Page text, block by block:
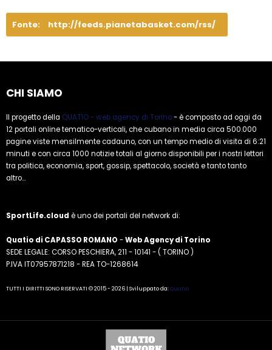
Fonte: http://feeds.pianetabasket.com/rss/
CHI SIAMO
Il progetto della QUATIO - web agency di Torino- è composto ad oggi da
12 portali online tematico-verticali, che cubano in media circa 500.000
pagine viste mensilmente cadauno, con un tempo medio di visita di 6:21
minuti e con circa 1000 notizie totali al giorno disponibili per i nostri lettori
tra politica, economia, sport, gossip, spettacolo, società e tanto tanto
altro...
SportLife.cloud è uno dei portali del network di:
Quatio di CAPASSO ROMANO -Web Agency di Torino
SEDE LEGALE: CORSO PESCHIERA, 211 - 10141 - ( TORINO )
P.IVA IT07957871218 - REA TO-1268614
TUTTI I DIRITTI SONO RISERVATI © 2015 - 2026 | Sviluppato da:Quatio